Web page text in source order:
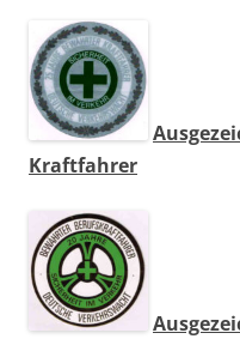
Kraftfahrer